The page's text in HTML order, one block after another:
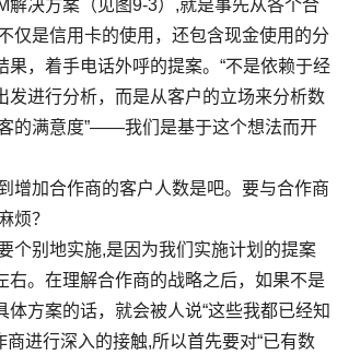
解决方案（见图9-3）,就是事先从各个合
仅是信用卡的使用，还包含现金使用的分
果，着手电话外呼的提案。“不是依赖于经
发进行分析，而是从客户的立场来分析数
的满意度”——我们是基于这个想法而开
增加合作商的客户人数是吧。要与合作商
烦？
个别地实施,是因为我们实施计划的提案
右。在理解合作商的战略之后，如果不是
体方案的话，就会被人说“这些我都已经知
商进行深入的接触,所以首先要对“已有数